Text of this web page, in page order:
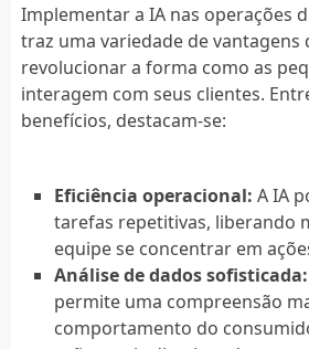
Implementar a IA nas operações
traz uma variedade de vantagens
revolucionar a forma como as
interagem com seus clientes.
benefícios, destacam-se:
Eficiência operacional: A IA
tarefas repetitivas, liberando
equipe se concentrar em
Análise de dados sofisticada:
permite uma compreensão
comportamento do